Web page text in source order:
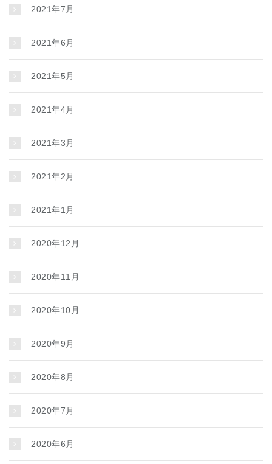
2021年7月
2021年6月
2021年5月
2021年4月
2021年3月
2021年2月
2021年1月
2020年12月
2020年11月
2020年10月
2020年9月
2020年8月
2020年7月
2020年6月